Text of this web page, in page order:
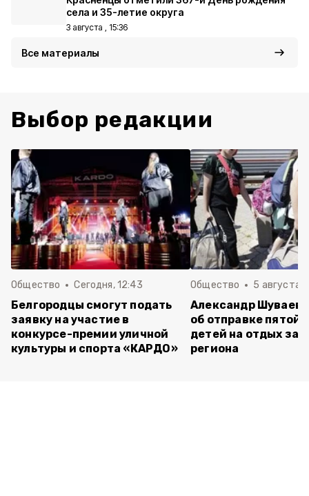
села и 35-летие округа
3 августа , 15:36
Все материалы
Выбор редакции
Общество Сегодня, 12:43
Белгородцы смогут подать
заявку на участие в
конкурсе-премии уличной
культуры и спорта «КАРДО»
Общество 5 августа ,
Александр Шуваев
об отправке пятой
детей на отдых за
региона